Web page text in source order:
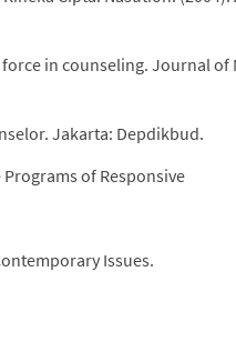
in counseling. Journal of
Jakarta: Depdikbud.
of Responsive
Issues.